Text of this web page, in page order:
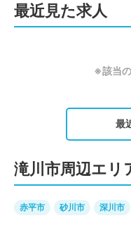
最近見た求人
※該当の
最
滝川市周辺エリ
赤平市 砂川市 深川市